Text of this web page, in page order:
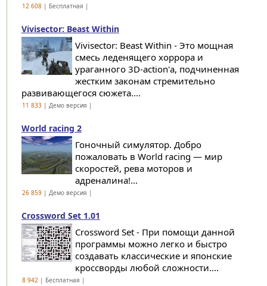
12 608| Бесплатная |
Vivisector: Beast Within
Vivisector: Beast Within - Это мощная
смесь леденящего хоррора и
ураганного 3D-action'а, подчиненная
жестким законам стремительно
развивающегося сюжета....
11 833| Демо версия |
World racing 2
Гоночный симулятор. Добро
пожаловать в World racing — мир
скоростей, рева моторов и
адреналина!...
26 859| Демо версия |
Crossword Set 1.01
Crossword Set - При помощи данной
программы можно легко и быстро
создавать классические и японские
кроссворды любой сложности....
8 942| Бесплатная |